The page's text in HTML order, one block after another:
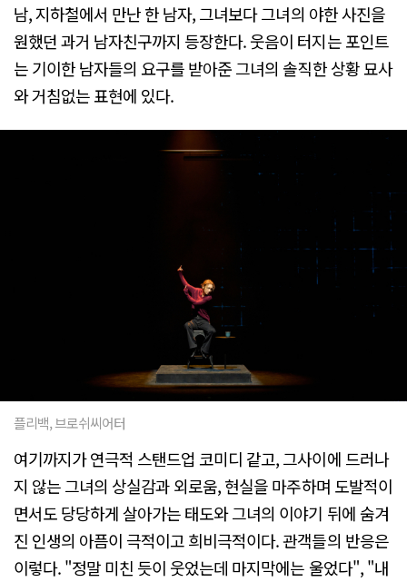
남, 지하철에서 만난 한 남자, 그녀보다 그녀의 야한 사진을
원했던 과거 남자친구까지 등장한다. 웃음이 터지는 포인트
는 기이한 남자들의 요구를 받아준 그녀의 솔직한 상황 묘사
와 거침없는 표현에 있다.
플리백, 브로쉬씨어터
여기까지가 연극적 스탠드업 코미디 같고, 그사이에 드러나
지 않는 그녀의 상실감과 외로움, 현실을 마주하며 도발적이
면서도 당당하게 살아가는 태도와 그녀의 이야기 뒤에 숨겨
진 인생의 아픔이 극적이고 희비극적이다. 관객들의 반응은
이렇다. "정말 미친 듯이 웃었는데 마지막에는 울었다", "내